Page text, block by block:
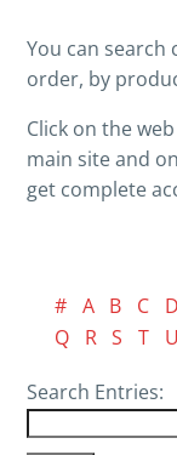
You can search
order, by
Click on the
main site and
get complete
# A B C D
Q
R S T U
Search Entries: